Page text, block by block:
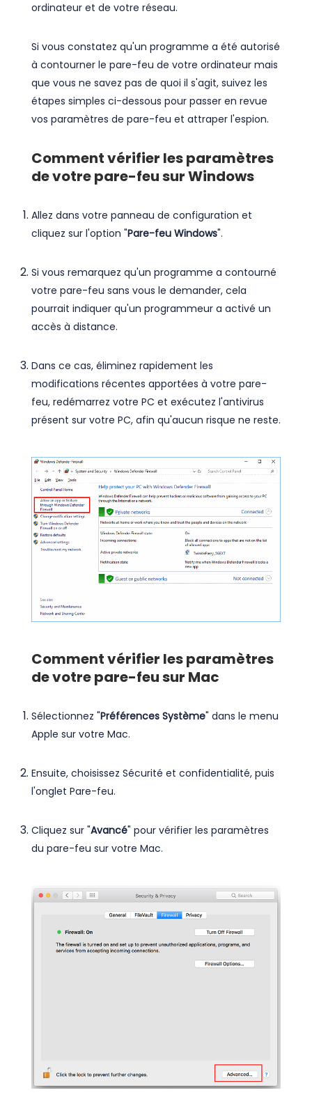
ordinateur et de votre réseau.
Si vous constatez qu'un programme a été autorisé
à contourner le pare-feu de votre ordinateur mais
que vous ne savez pas de quoi il s'agit, suivez les
étapes simples ci-dessous pour passer en revue
vos paramètres de pare-feu et attraper l'espion.
Comment vérifier les paramètres
de votre pare-feu sur Windows
Allez dans votre panneau de configuration et
cliquez sur l'option "Pare-feu Windows".
Si vous remarquez qu'un programme a contourné
votre pare-feu sans vous le demander, cela
pourrait indiquer qu'un programmeur a activé un
accès à distance.
Dans ce cas, éliminez rapidement les
modifications récentes apportées à votre pare-
feu, redémarrez votre PC et exécutez l'antivirus
présent sur votre PC, afin qu'aucun risque ne reste.
Comment vérifier les paramètres
de votre pare-feu sur Mac
Sélectionnez "Préférences Système" dans le menu
Apple sur votre Mac.
Ensuite, choisissez Sécurité et confidentialité, puis
l'onglet Pare-feu.
Cliquez sur "Avancé" pour vérifier les paramètres
du pare-feu sur votre Mac.